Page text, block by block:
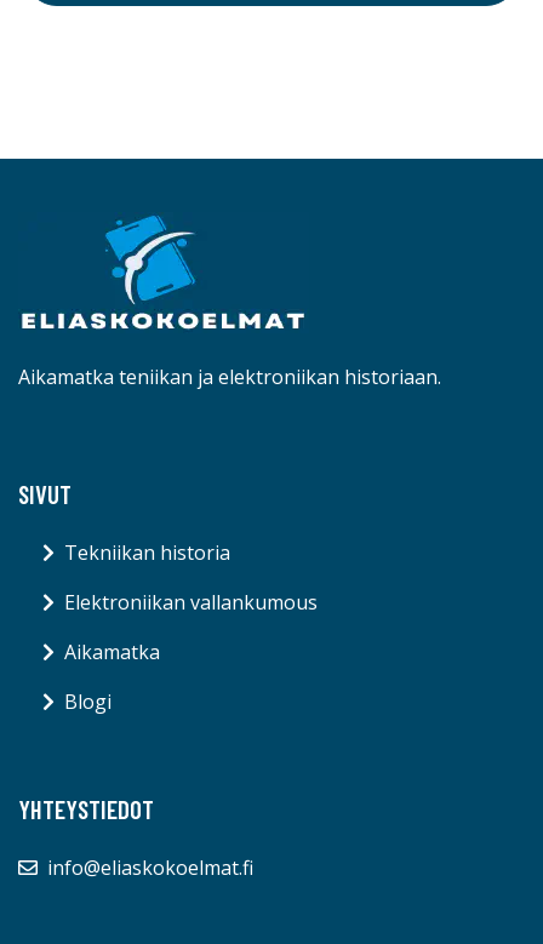
Aikamatka teniikan ja elektroniikan historiaan.
SIVUT
Tekniikan historia
Elektroniikan vallankumous
Aikamatka
Blogi
YHTEYSTIEDOT
info@eliaskokoelmat.fi